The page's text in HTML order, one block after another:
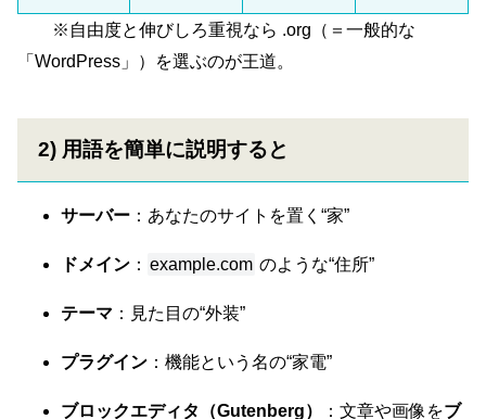
※自由度と伸びしろ重視なら .org（＝一般的な
「WordPress」）を選ぶのが王道。
2) 用語を簡単に説明すると
サーバー ：あなたのサイトを置く“家”
ドメイン ： example.com のような“住所”
テーマ ：見た目の“外装”
プラグイン ：機能という名の“家電”
ブロックエディタ（Gutenberg） ：文章や画像をブ